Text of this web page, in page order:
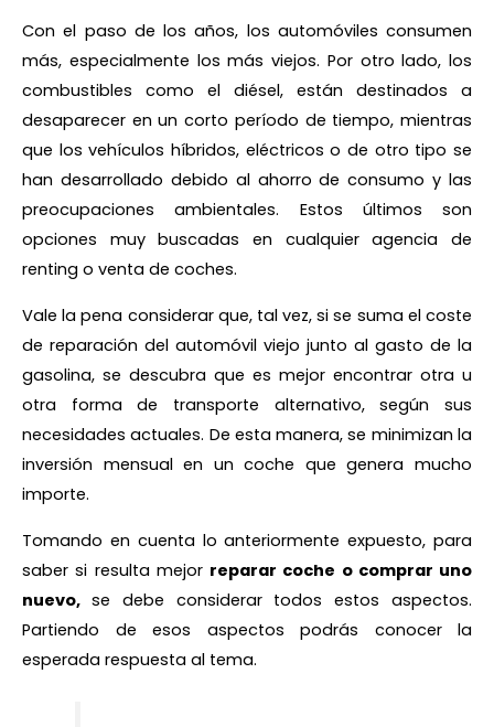
Con el paso de los años, los automóviles consumen
más, especialmente los más viejos. Por otro lado, los
combustibles como el diésel, están destinados a
desaparecer en un corto período de tiempo, mientras
que los vehículos híbridos, eléctricos o de otro tipo se
han desarrollado debido al ahorro de consumo y las
preocupaciones ambientales. Estos últimos son
opciones muy buscadas en cualquier agencia de
renting o venta de coches.
Vale la pena considerar que, tal vez, si se suma el coste
de reparación del automóvil viejo junto al gasto de la
gasolina, se descubra que es mejor encontrar otra u
otra forma de transporte alternativo, según sus
necesidades actuales. De esta manera, se minimizan la
inversión mensual en un coche que genera mucho
importe.
Tomando en cuenta lo anteriormente expuesto, para
saber si resulta mejor reparar coche o comprar uno
nuevo, se debe considerar todos estos aspectos.
Partiendo de esos aspectos podrás conocer la
esperada respuesta al tema.